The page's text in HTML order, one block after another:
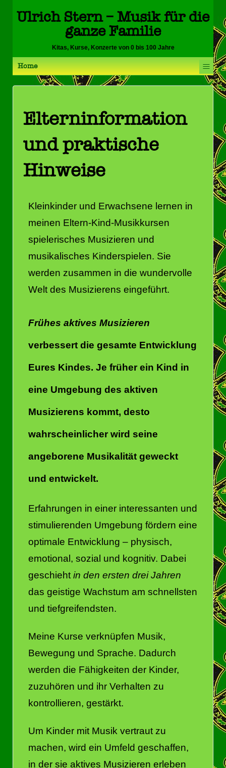
Ulrich Stern – Musik für die
ganze Familie
Kitas, Kurse, Konzerte von 0 bis 100 Jahre
Home ≡
Elterninformation
und praktische
Hinweise
Kleinkinder und Erwachsene lernen in
meinen Eltern-Kind-Musikkursen
spielerisches Musizieren und
musikalisches Kinderspielen. Sie
werden zusammen in die wundervolle
Welt des Musizierens eingeführt.
Frühes aktives Musizieren
verbessert die gesamte Entwicklung
Eures Kindes. Je früher ein Kind in
eine Umgebung des aktiven
Musizierens kommt, desto
wahrscheinlicher wird seine
angeborene Musikalität geweckt
und entwickelt.
Erfahrungen in einer interessanten und
stimulierenden Umgebung fördern eine
optimale Entwicklung – physisch,
emotional, sozial und kognitiv. Dabei
geschieht in den ersten drei Jahren
das geistige Wachstum am schnellsten
und tiefgreifendsten.
Meine Kurse verknüpfen Musik,
Bewegung und Sprache. Dadurch
werden die Fähigkeiten der Kinder,
zuzuhören und ihr Verhalten zu
kontrollieren, gestärkt.
Um Kinder mit Musik vertraut zu
machen, wird ein Umfeld geschaffen,
in der sie aktives Musizieren erleben